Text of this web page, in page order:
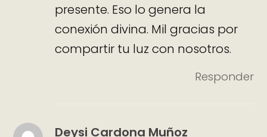
presente. Eso lo genera la
conexión divina. Mil gracias por
compartir tu luz con nosotros.
Responder
Deysi Cardona Muñoz